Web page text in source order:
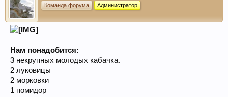
Команда форума Администратор
Нам понадобится:
3 некрупных молодых кабачка.
2 луковицы
2 морковки
1 помидор